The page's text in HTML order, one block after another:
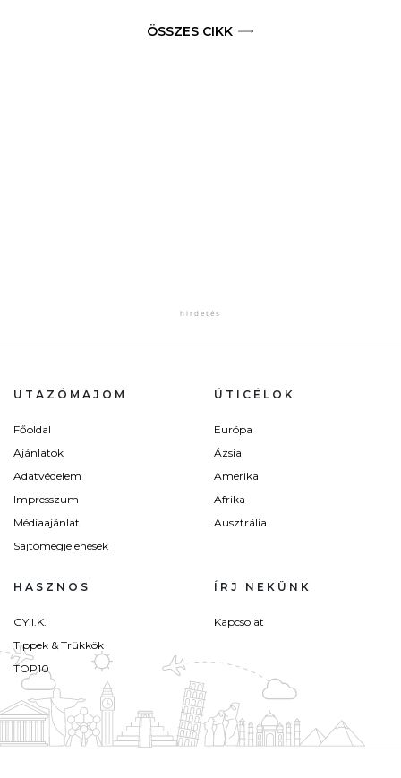
ÖSSZES CIKK
UTAZÓMAJOM
Főoldal
Ajánlatok
Adatvédelem
Impresszum
Médiaajánlat
Sajtómegjelenések
ÚTICÉLOK
Európa
Ázsia
Amerika
Afrika
Ausztrália
HASZNOS
GY.I.K.
Tippek & Trükkök
TOP10
ÍRJ NEKÜNK
Kapcsolat